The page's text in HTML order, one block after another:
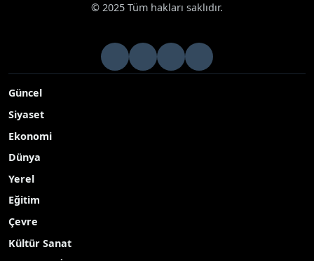
© 2025 Tüm hakları saklıdır.
Güncel
Siyaset
Ekonomi
Dünya
Yerel
Eğitim
Çevre
Kültür Sanat